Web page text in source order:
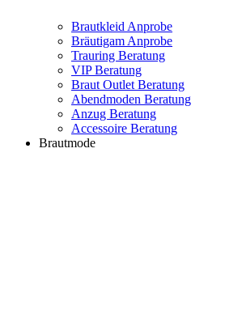
Brautkleid Anprobe
Bräutigam Anprobe
Trauring Beratung
VIP Beratung
Braut Outlet Beratung
Abendmoden Beratung
Anzug Beratung
Accessoire Beratung
Brautmode